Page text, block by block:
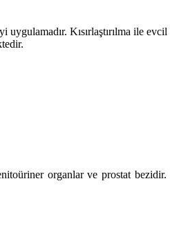
uygulamadır. Kısırlaştırılma ile
organlar ve prostat